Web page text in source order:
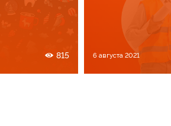
815 6 августа 2021